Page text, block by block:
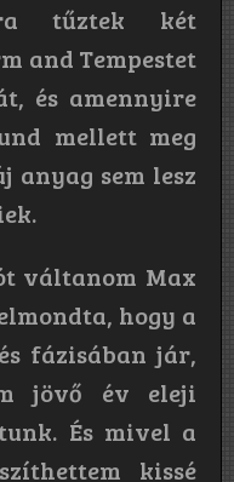
tűztek két
and Tempestet
és amennyire
mellett meg
sem lesz
váltanom Max
hogy a
fázisában jár,
jövő év eleji
És mivel a
kissé